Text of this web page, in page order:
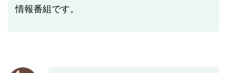
情報番組です。